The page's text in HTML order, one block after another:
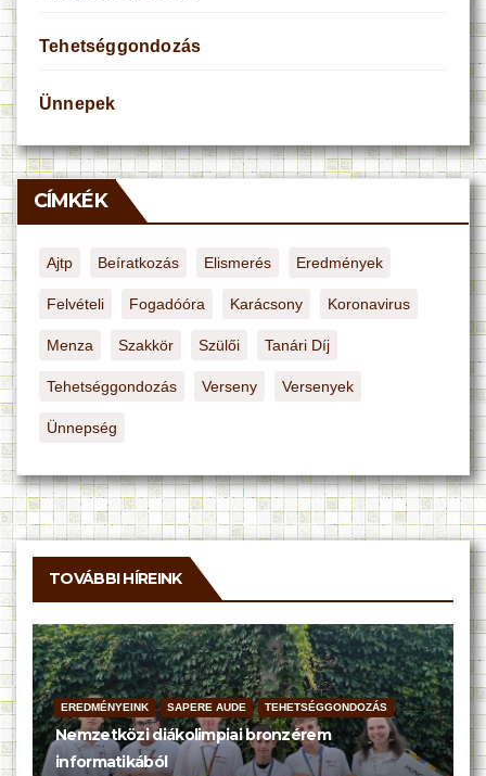
Tehetséggondozás
Ünnepek
CÍMKÉK
Ajtp Beíratkozás Elismerés Eredmények
Felvételi Fogadóóra Karácsony Koronavirus
Menza Szakkör Szülői Tanári Díj
Tehetséggondozás Verseny Versenyek
Ünnepség
TOVÁBBI HÍREINK
EREDMÉNYEINK SAPERE AUDE TEHETSÉGGONDOZÁS
Nemzetközi diákolimpiai bronzérem
informatikából